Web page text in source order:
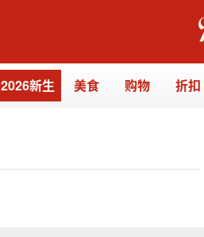
2026新生 美食 购物 折扣